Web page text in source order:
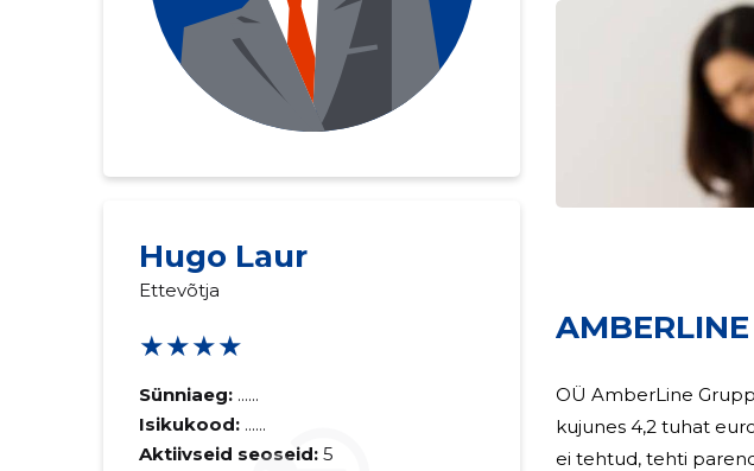
Hugo Laur
Ettevõtja
★★★★
Sünniaeg: ......
Isikukood: ......
Aktiivseid seoseid: 5
OÜ AmberLine
kujunes 4,2 tuhat eurot ja kasumiks
ei tehtud, tehti parenduskulusid
Sinu kommentaar